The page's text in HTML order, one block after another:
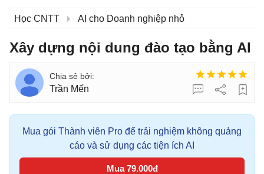
Học CNTT AI cho Doanh nghiệp nhỏ
Xây dựng nội dung đào tạo bằng AI
Trần Mến
Mua gói Thành viên Pro để trải nghiệm không quảng
cáo và sử dụng các tiện ích AI
Mua 79.000đ